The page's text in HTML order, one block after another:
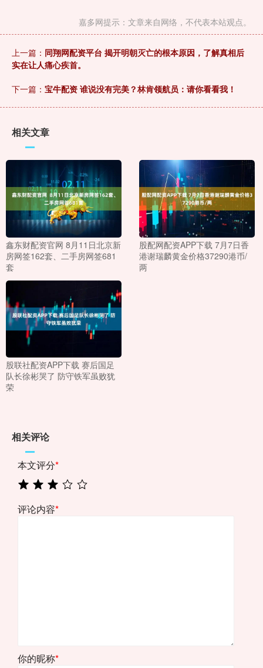
嘉多网提示：文章来自网络，不代表本站观点。
上一篇： 同翔网配资平台 揭开明朝灭亡的根本原因，了解真相后
实在让人痛心疾首。
下一篇： 宝牛配资 谁说没有完美？林肯领航员：请你看看我！
相关文章
鑫东财配资官网 8月11日北京新
房网签162套、二手房网签681
套
股配网配资APP下载 7月7日香
港谢瑞麟黄金价格37290港币/
两
股联社配资APP下载 赛后国足
队长徐彬哭了 防守铁军虽败犹
荣
相关评论
本文评分*
评论内容*
你的昵称*